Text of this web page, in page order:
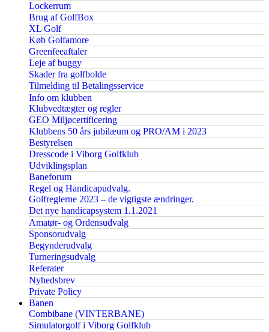
Lockerrum
Brug af GolfBox
XL Golf
Køb Golfamore
Greenfeeaftaler
Leje af buggy
Skader fra golfbolde
Tilmelding til Betalingsservice
Info om klubben
Klubvedtægter og regler
GEO Miljøcertificering
Klubbens 50 års jubilæum og PRO/AM i 2023
Bestyrelsen
Dresscode i Viborg Golfklub
Udviklingsplan
Baneforum
Regel og Handicapudvalg.
Golfreglerne 2023 – de vigtigste ændringer.
Det nye handicapsystem 1.1.2021
Amatør- og Ordensudvalg
Sponsorudvalg
Begynderudvalg
Turneringsudvalg
Referater
Nyhedsbrev
Private Policy
Banen
Combibane (VINTERBANE)
Simulatorgolf i Viborg Golfklub